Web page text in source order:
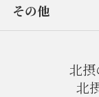
その他
北
北